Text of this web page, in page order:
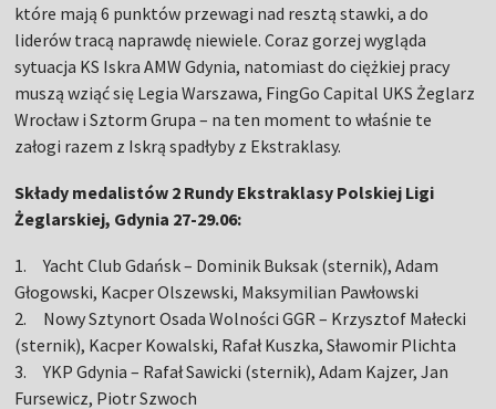
które mają 6 punktów przewagi nad resztą stawki, a do
liderów tracą naprawdę niewiele. Coraz gorzej wygląda
sytuacja KS Iskra AMW Gdynia, natomiast do ciężkiej pracy
muszą wziąć się Legia Warszawa, FingGo Capital UKS Żeglarz
Wrocław i Sztorm Grupa – na ten moment to właśnie te
załogi razem z Iskrą spadłyby z Ekstraklasy.
Składy medalistów 2 Rundy Ekstraklasy Polskiej Ligi
Żeglarskiej, Gdynia 27-29.06:
1. Yacht Club Gdańsk – Dominik Buksak (sternik), Adam
Głogowski, Kacper Olszewski, Maksymilian Pawłowski
2. Nowy Sztynort Osada Wolności GGR – Krzysztof Małecki
(sternik), Kacper Kowalski, Rafał Kuszka, Sławomir Plichta
3. YKP Gdynia – Rafał Sawicki (sternik), Adam Kajzer, Jan
Fursewicz, Piotr Szwoch